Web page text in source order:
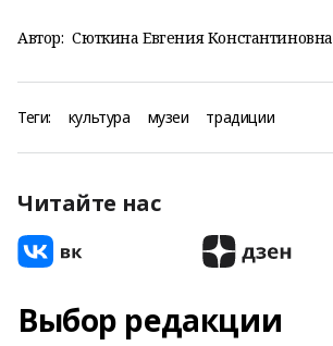
Автор: Сюткина Евгения Константиновна
Теги: культура музеи традиции
Читайте нас
Выбор редакции